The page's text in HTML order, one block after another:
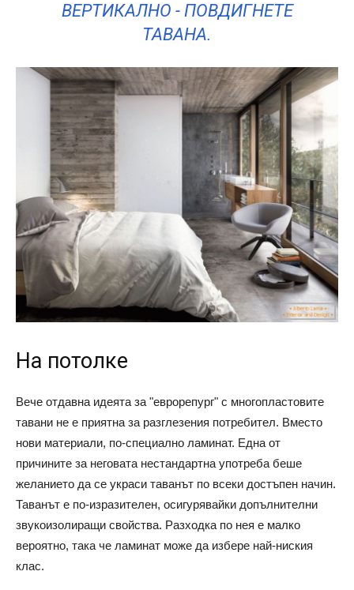
ВЕРТИКАЛНО - ПОВДИГНЕТЕ
ТАВАНА.
На потолке
Вече отдавна идеята за "еврорепург" с многопластовите
тавани не е приятна за разглезения потребител. Вместо
нови материали, по-специално ламинат. Една от
причините за неговата нестандартна употреба беше
желанието да се украси таванът по всеки достъпен начин.
Таванът е по-изразителен, осигурявайки допълнителни
звукоизолиращи свойства. Разходка по нея е малко
вероятно, така че ламинат може да избере най-ниския
клас.